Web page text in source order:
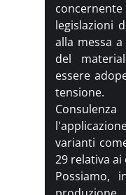
legislazioni
alla messa
del
essere
tensione.
varianti
29 relativa
Possiamo,